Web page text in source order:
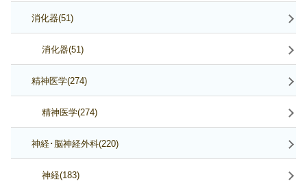
消化器(51)
消化器(51)
精神医学(274)
精神医学(274)
神経･脳神経外科(220)
神経(183)